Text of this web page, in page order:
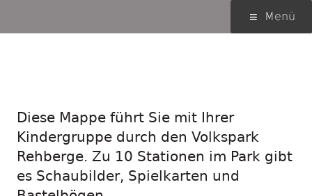
Menü
Menü
Diese Mappe führt Sie mit Ihrer
Kindergruppe durch den Volkspark
Rehberge. Zu 10 Stationen im Park gibt
es Schaubilder, Spielkarten und